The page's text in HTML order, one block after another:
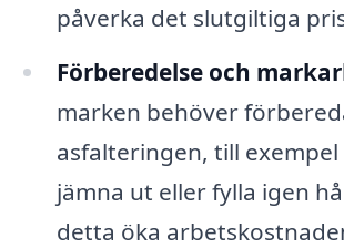
påverka det slutgiltiga
Förberedelse och
marken behöver
asfalteringen, till
jämna ut eller fylla igen
detta öka